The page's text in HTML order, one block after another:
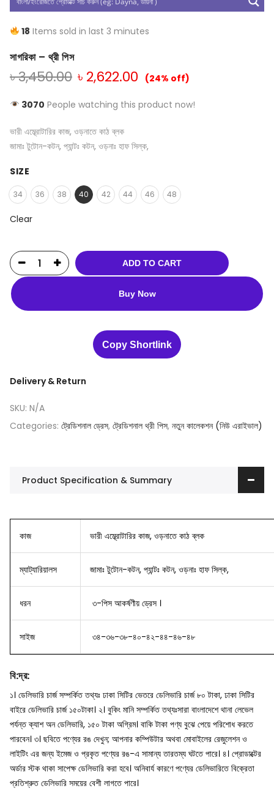
18 Items sold in last 3 minutes
সাগরিকা – থ্রী পিস
৳3,450.00 ৳ 2,622.00 (24% off)
3070 People watching this product now!
ভারী এম্ব্রোটারির কাজ, ওড়নাতে কাঠ ব্লক
জামাঃ টুটোন-কটন, প্যান্টঃ কটন, ওড়নাঃ হাফ সিল্ক,
SIZE
34 36 38 40 42 44 46 48
Clear
ADD TO CART
Buy Now
Copy Shortlink
Delivery & Return
SKU: N/A
Categories: ট্রেডিশনাল ড্রেস, ট্রেডিশনাল থ্রী পিস, নতুন কালেকশন (নিউ এরাইভাল)
Product Specification & Summary
কাজ ভারী এম্ব্রোটারির কাজ, ওড়নাতে কাঠ ব্লক
ম্যাট্যারিয়ালস জামাঃ টুটোন-কটন, প্যান্টঃ কটন, ওড়নাঃ হাফ সিল্ক,
ধরন ৩-পিস আকর্ষণীয় ড্রেস ।
সাইজ ৩৪-৩৬-৩৮-৪০-৪২-৪৪-৪৬-৪৮
বি:দ্র:
১। ডেলিভারি চার্জ সম্পর্কিত তথ্যঃ ঢাকা সিটির ভেতরে ডেলিভারি চার্জ ৮০ টাকা, ঢাকা সিটির
বাইরে ডেলিভারি চার্জ ১৫০টাকা। ২। বুকিং মানি সম্পর্কিত তথ্যঃসারা বাংলাদেশে থানা লেভেল
পর্যন্ত ক্যাশ অন ডেলিভারি, ১৫০ টাকা অগ্রিম। বাকি টাকা পণ্য বুঝে পেয়ে পরিশোধ করতে
পারবেন। ৩। ছবিতে পণ্যের রঙ দেখুন; আপনার কম্পিউটার অথবা মোবাইলের রেজুলেশন ও
লাইটিং এর জন্য ইমেজ ও প্রকৃত পণ্যের রঙ-এ সামান্য তারতম্য ঘটতে পারে। ৪। প্রোডাক্টের
অর্ডার স্টক থাকা সাপেক্ষ ডেলিভারি করা হবে। অনিবার্য কারণে পণ্যের ডেলিভারিতে বিক্রেতা
প্রতিশ্রুত ডেলিভারি সময়ের বেশী লাগতে পারে।